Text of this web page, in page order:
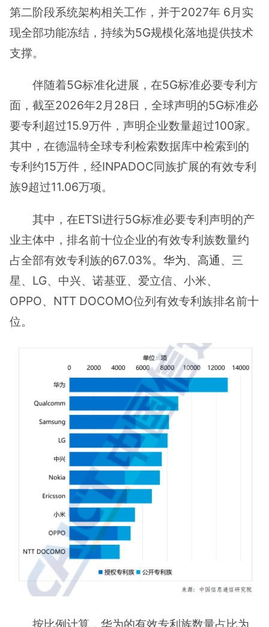
第二阶段系统架构相关工作，并于2027年 6月实
现全部功能冻结，持续为5G规模化落地提供技术
支撑。
伴随着5G标准化进展，在5G标准必要专利方
面，截至2026年2月28日，全球声明的5G标准必
要专利超过15.9万件，声明企业数量超过100家。
其中，在德温特全球专利检索数据库中检索到的
专利约15万件，经INPADOC同族扩展的有效专利
族9超过11.06万项。
其中，在ETSI进行5G标准必要专利声明的产
业主体中，排名前十位企业的有效专利族数量约
占全部有效专利族的67.03%。 华为、 高通、三
星、LG、中兴、诺基亚、爱立信、小米、
OPPO、NTT DOCOMO位列有效专利族排名前十
位。